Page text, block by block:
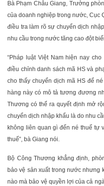
Bà Phạm Châu Giang, Trưởng
của doanh nghiệp trong nước, Cục
điều tra làm rõ sự chuyển dịch
nhu cầu trong nước tăng cao đột
“Pháp luật Việt Nam hiện nay
điều chỉnh danh sách mã HS và
cho thấy chuyển dịch mã HS để
hàng này có mô tả tương đương
Thương có thể ra quyết định mở
chuyển dịch nhập khẩu là do nhu
không liên quan gì đến né thuế tự
thuế”, bà Giang nói.
Bộ Công Thương khẳng định,
bảo vệ sản xuất trong nước nhưng
nào mà bảo vệ quyền lợi của cả